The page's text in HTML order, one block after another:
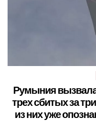
Румыния
трех сбитых за
из них уже